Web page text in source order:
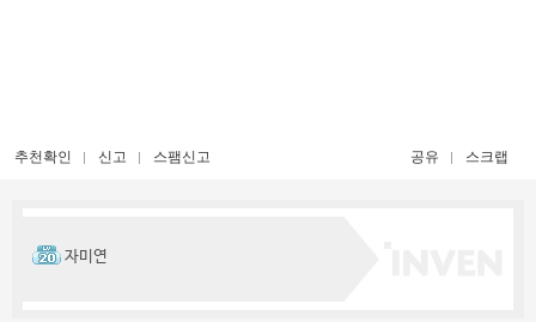
추천확인 신고 스팸신고 공유 스크랩
자미연